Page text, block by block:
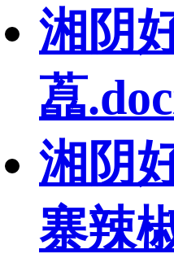
湘阴
藠
湘阴
寨辣